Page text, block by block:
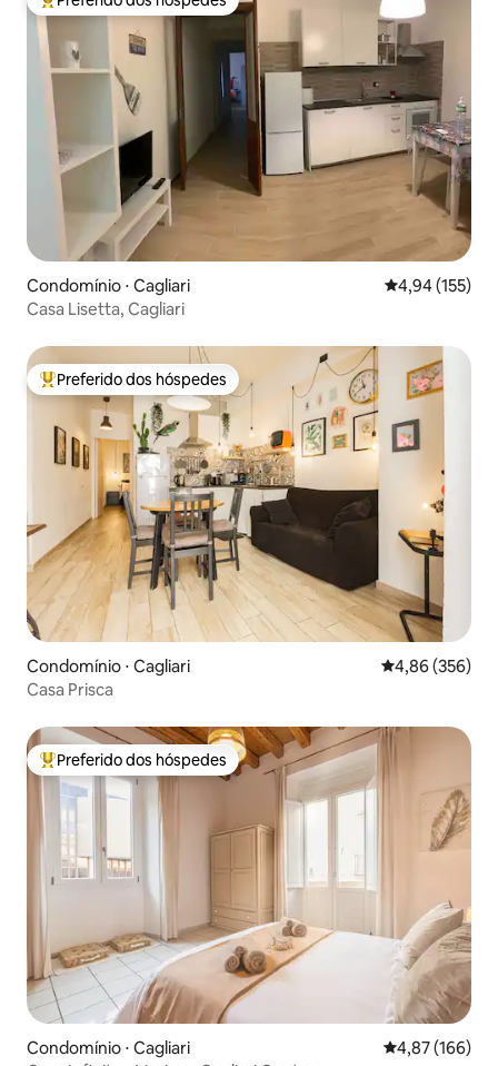
Entre os melhores preferidos dos hóspedes
Condomínio ⋅ Cagliari 4,94 de uma
4,94 (155)
Casa Lisetta, Cagliari
Entre os melhores preferidos dos hóspedes
Preferido dos hóspedes
Condomínio ⋅ Cagliari 4,86 de uma
4,86 (356)
Casa Prisca
Entre os melhores preferidos dos hóspedes
Preferido dos hóspedes
Condomínio ⋅ Cagliari 4,87 de uma
4,87 (166)